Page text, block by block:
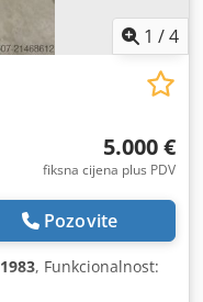
1 /4
5.000 €
fiksna cijena plus PDV
Pozovite
1983, Funkcionalnost: